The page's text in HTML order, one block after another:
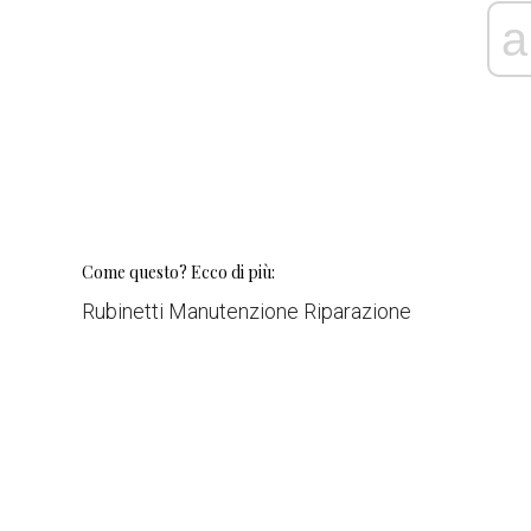
Come questo? Ecco di più:
Rubinetti Manutenzione Riparazione